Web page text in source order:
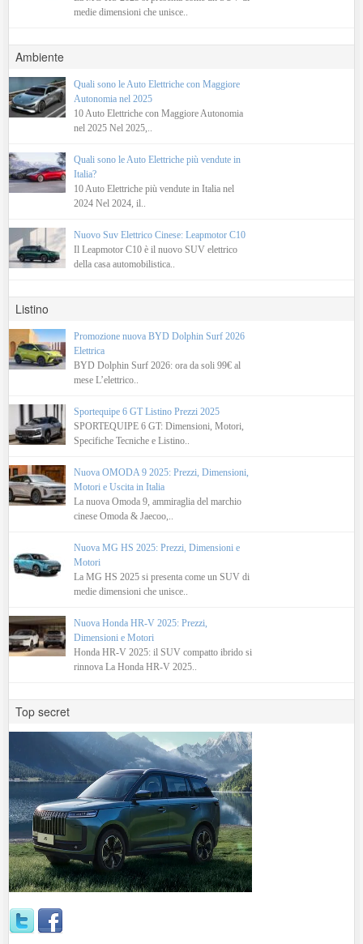
medie dimensioni che unisce..
Ambiente
Quali sono le Auto Elettriche con Maggiore
Autonomia nel 2025
10 Auto Elettriche con Maggiore Autonomia
nel 2025 Nel 2025,..
Quali sono le Auto Elettriche più vendute in
Italia?
10 Auto Elettriche più vendute in Italia nel
2024 Nel 2024, il..
Nuovo Suv Elettrico Cinese: Leapmotor C10
Il Leapmotor C10 è il nuovo SUV elettrico
della casa automobilistica..
Listino
Promozione nuova BYD Dolphin Surf 2026
Elettrica
BYD Dolphin Surf 2026: ora da soli 99€ al
mese L’elettrico..
Sportequipe 6 GT Listino Prezzi 2025
SPORTEQUIPE 6 GT: Dimensioni, Motori,
Specifiche Tecniche e Listino..
Nuova OMODA 9 2025: Prezzi, Dimensioni,
Motori e Uscita in Italia
La nuova Omoda 9, ammiraglia del marchio
cinese Omoda & Jaecoo,..
Nuova MG HS 2025: Prezzi, Dimensioni e
Motori
La MG HS 2025 si presenta come un SUV di
medie dimensioni che unisce..
Nuova Honda HR-V 2025: Prezzi,
Dimensioni e Motori
Honda HR-V 2025: il SUV compatto ibrido si
rinnova La Honda HR-V 2025..
Top secret